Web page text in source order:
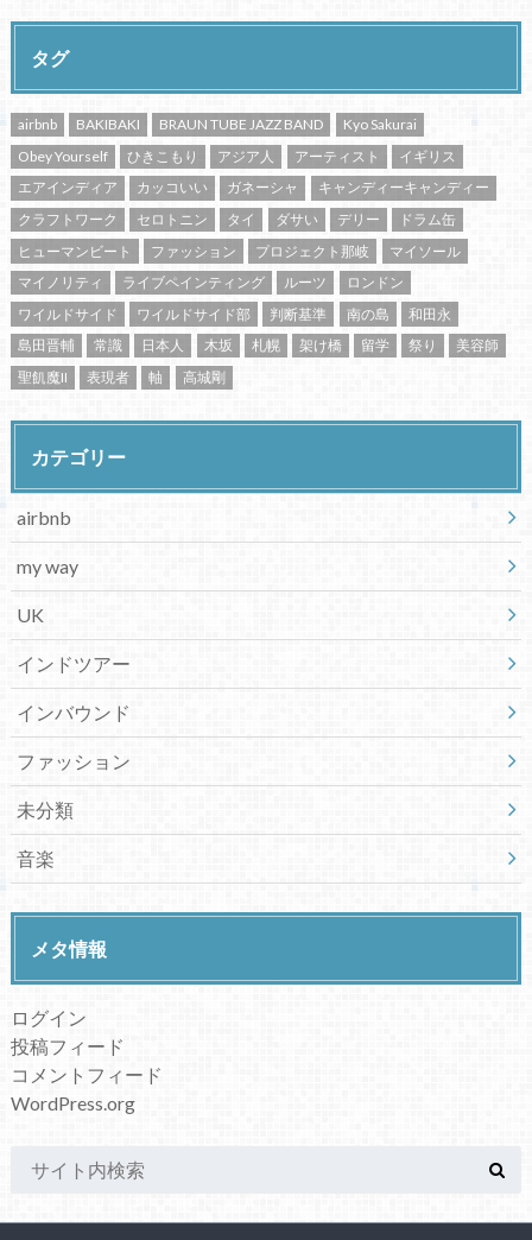
タグ
airbnb BAKIBAKI BRAUN TUBE JAZZ BAND
Kyo Sakurai
Obey Yourself
ひきこもり アジア人 アーティスト
イギリス
エアインディア
カッコいい ガネーシャ
キャンディーキャンディー
クラフトワーク
セロトニン タイ ダサい デリー
ドラム缶
ヒューマンビート
ファッション プロジェクト那岐
マイソール
マイノリティ
ライブペインティング ルーツ
ロンドン
ワイルドサイド
ワイルドサイド部 判断基準 南の島
和田永
島田晋輔
常識 日本人 木坂 札幌 架け橋 留学 祭り
美容師
聖飢魔II
表現者 軸 高城剛
カテゴリー
airbnb
my way
UK
インドツアー
インバウンド
ファッション
未分類
音楽
メタ情報
ログイン
投稿フィード
コメントフィード
WordPress.org